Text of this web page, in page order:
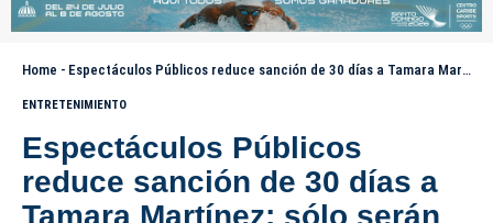
Home - Espectáculos Públicos reduce sanción de 30 días a Tamara Martínez; sólo serán 10 días
ENTRETENIMIENTO
Espectáculos Públicos
reduce sanción de 30 días a